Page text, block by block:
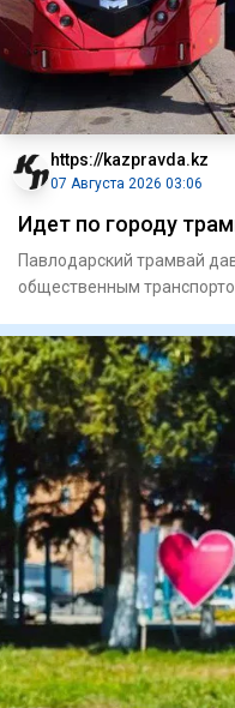
https://kazpravda.kz
07 Августа 2026 03:06
Идет по городу
Павлодарский трамвай
общественным